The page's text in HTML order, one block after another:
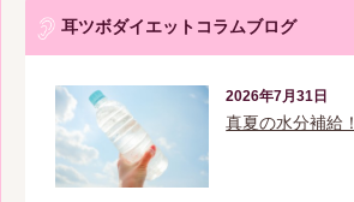
耳ツボダイエットコラムブログ
2026年7月31日
真夏の水分補給！